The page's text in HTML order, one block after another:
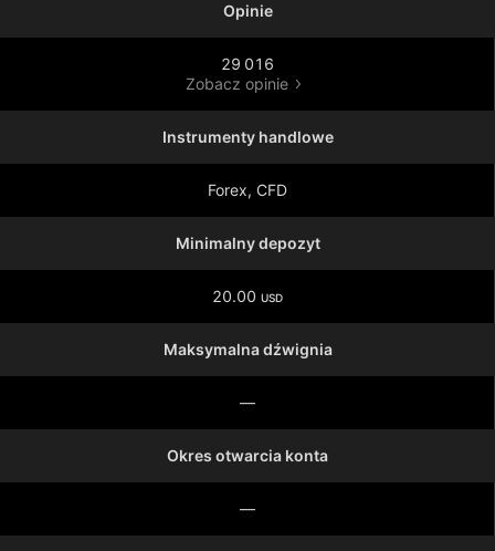
Opinie
29 016
Zobacz opinie
Instrumenty handlowe
Forex, CFD
Minimalny depozyt
20.00 USD
Maksymalna dźwignia
—
Okres otwarcia konta
—